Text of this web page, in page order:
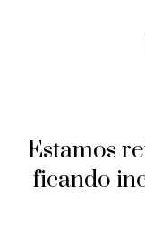
Estamos
ficando